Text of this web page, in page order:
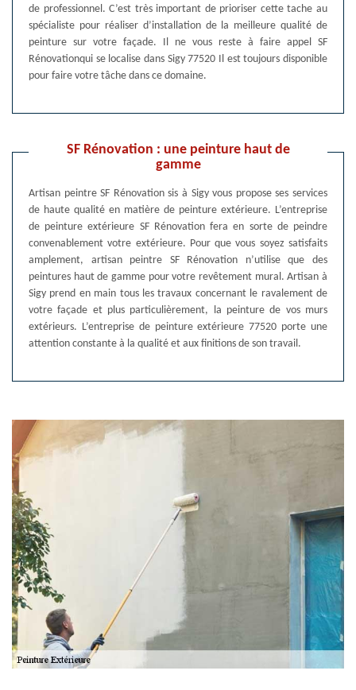
de professionnel. C’est très important de prioriser cette tache au
spécialiste pour réaliser d’installation de la meilleure qualité de
peinture sur votre façade. Il ne vous reste à faire appel SF
Rénovationqui se localise dans Sigy 77520 Il est toujours disponible
pour faire votre tâche dans ce domaine.
SF Rénovation : une peinture haut de
gamme
Artisan peintre SF Rénovation sis à Sigy vous propose ses services
de haute qualité en matière de peinture extérieure. L’entreprise
de peinture extérieure SF Rénovation fera en sorte de peindre
convenablement votre extérieure. Pour que vous soyez satisfaits
amplement, artisan peintre SF Rénovation n’utilise que des
peintures haut de gamme pour votre revêtement mural. Artisan à
Sigy prend en main tous les travaux concernant le ravalement de
votre façade et plus particulièrement, la peinture de vos murs
extérieurs. L’entreprise de peinture extérieure 77520 porte une
attention constante à la qualité et aux finitions de son travail.